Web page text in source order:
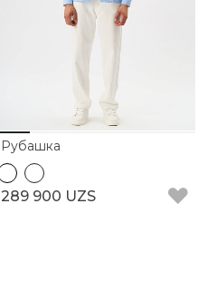
Рубашка
289 900 UZS